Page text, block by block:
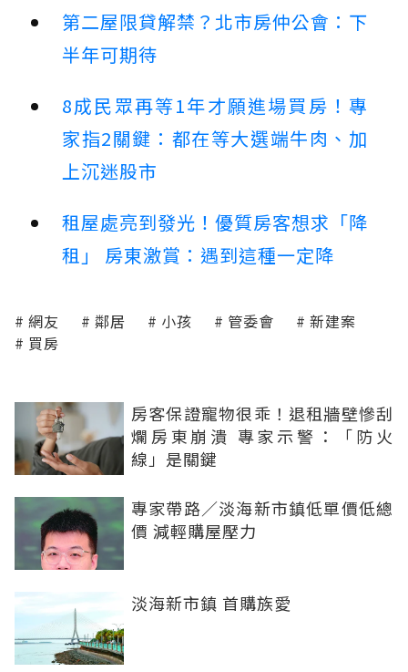
第二屋限貸解禁？北市房仲公會：下
半年可期待
8成民眾再等1年才願進場買房！專
家指2關鍵：都在等大選端牛肉、加
上沉迷股市
租屋處亮到發光！優質房客想求「降
租」 房東激賞：遇到這種一定降
網友 鄰居 小孩 管委會
新建案
買房
房客保證寵物很乖！退租牆壁慘刮
爛房東崩潰 專家示警：「防火
線」是關鍵
專家帶路／淡海新市鎮低單價低總
價 減輕購屋壓力
淡海新市鎮 首購族愛